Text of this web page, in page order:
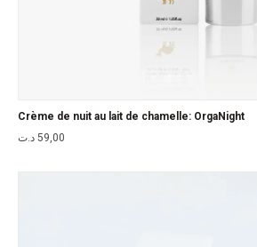
Crème de nuit au lait de chamelle: OrgaNight
59,00 د.ت